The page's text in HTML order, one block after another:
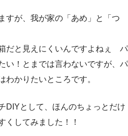
すが、我が家の「あめ」と「つ
だと見えにくいんですよねぇ パ
い！とまでは言わないですが、パ
わかりたいところです。
DIYとして、ほんのちょっとだけ
くしてみました！！